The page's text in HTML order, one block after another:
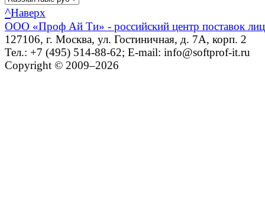
^Наверх
ООО «Проф Ай Ти» - российский центр поставок
127106, г. Москва, ул. Гостиничная, д. 7А, корп. 2
Тел.: +7 (495) 514-88-62; E-mail: info@softprof-it.ru
Copyright © 2009–2026